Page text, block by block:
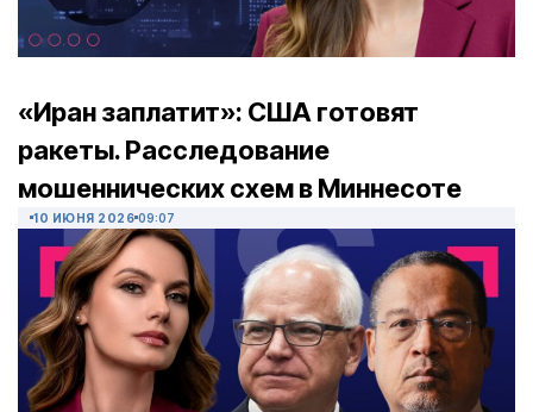
«Иран заплатит»: США готовят
ракеты. Расследование
мошеннических схем в Миннесоте
10 ИЮНЯ 2026 09:07